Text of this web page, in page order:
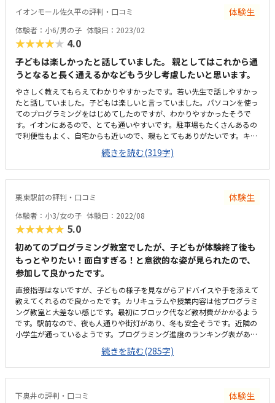
では通っていましたが、さらにコース変更しても学びたいと子供が強く思
ったみたいです。また、ロボットの作り方がブロックから工具を使って作
成する、という所も魅力的です。プログラミングもタイピング入力になる
ので、より一層深く学べそうです。駅からはとても近くて良いのですが、
現在、車椅子で移動している為、道路の歩道幅がもう少し広いと助かりま
す。徒歩なら問題ないと思います。１階で程よく広々としていて清潔で、
とても良い環境だと思いました。机の間隔も良く、入り口から教室の中ま
で「ロボット」の写真やイラストが有り、雰囲気も良かったです。車椅子
を使用していても、問題なく通える教室で助かります。ロボットのキット
の購入は少し高額ですが、何回も使う事も有るみたいですし、とても充実
した内容の授業なので良いと思います。作ったロボットは、教室だけでな
く自宅でも触れるので良いと思います。子供が教えて下さる先生が優しく
て良かったと言っていました。教材が良くても、先生や教室の雰囲気が合
わなければ通えません。体験中も先生が笑顔で時々褒めて下さるので、子
供もとても楽しかったようです。子供が現在車椅子を使用している為、私
は送迎をしたり側に居ないといけないのですが、待合室も用意して頂ける
との事で、ご配慮して頂きとても感謝しています。
イオンモール佐久平の評判・口コミ 体験生
体験者：小6/男の子 体験日：2023/02
★★★★★ 4.0
子どもは楽しかったと話していました。 親としてはこれから通
うとなると長く通えるかなどもう少し考慮したいと思います。
やさしく教えてもらえてわかりやすかったです。若い先生で話しやすかっ
たと話していました。子どもは楽しいと言っていました。パソコンを使っ
てのプログラミングをはじめてしたのですが、わかりやすかったそうで
す。イオンにあるので、とても通いやすいです。駐車場もたくさんあるの
で利便性もよく、自宅からも近いので、親もとてもありがたいです。キレ
イな教室でした。部屋の中もしずかで集中しやすい環境だと思いました。
イオンの中のどこにあるのか、分かりづらくネットのお知らせをもう少し
詳しく書いてもらえたら嬉しいです。もう少し安くなると嬉しいですが、
プログラミングは大体このくらいの設定かなと思います。場所がとにかく
続きを読む(319字)
栗東駅前の評判・口コミ 体験生
体験者：小3/女の子 体験日：2022/08
★★★★★ 5.0
初めてのプログラミング教室でしたが、子どもが体験終了後も
もっとやりたい！面白すぎる！と意欲的な姿が見られたので、
参加して良かったです。
直接指導はないですが、子どもの様子を見ながらアドバイスや手を添えて
教えてくれるので良かったです。カリキュラムや授業内容は他プログラミ
ング教室と大差ない感じです。最初にブロック代など教材費がかかるよう
です。駅前なので、夜も人通りや街灯があり、冬も安全そうです。近隣の
小学生が通っているようです。プログラミング進度のランキング表があ
り、子ども同士いい刺激になりそうです。学習塾のような雰囲気でした。
プログラミング教室なので、くもんやそろばん、運動系の習い事に比べて
割高な月謝や教材費です。親子で見学、体験中も先生からアドバイスを受
けることができたので、入会したくなりました。
続きを読む(285字)
下奥井の評判・口コミ 体験生